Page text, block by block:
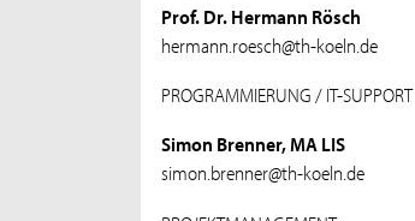
Prof. Dr. Hermann Rösch
hermann.roesch@th-koeln.de
PROGRAMMIERUNG / IT-SUPPORT
Simon Brenner, MA LIS
simon.brenner@th-koeln.de